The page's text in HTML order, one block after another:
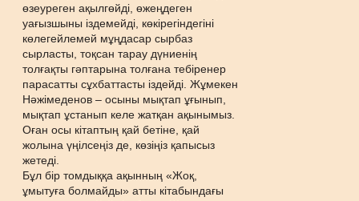
өзеуреген ақылгөйді, өжеңдеген
уағызшыны іздемейді, көкірегіндегіні
көлегейлемей мұңдасар сырбаз
сырласты, тоқсан тарау дүниенің
толғақты гəптарына толғана тебіренер
парасатты сұхбаттасты іздейді. Жұмекен
Нəжімеденов – осыны мықтап ұғынып,
мықтап ұстанып келе жатқан ақынымыз.
Оған осы кітаптың қай бетіне, қай
жолына үңілсеңіз де, көзіңіз қапысыз
жетеді.
Бұл бір томдыққа ақынның «Жоқ,
ұмытуға болмайды» атты кітабындағы